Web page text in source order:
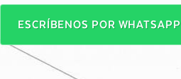
ESCRÍBENOS POR WHATSAPP